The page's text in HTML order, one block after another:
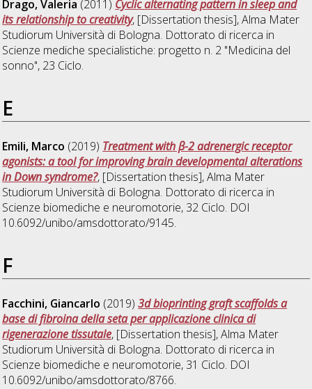
Drago, Valeria (2011) Cyclic alternating pattern in sleep and
its relationship to creativity, [Dissertation thesis], Alma Mater
Studiorum Università di Bologna. Dottorato di ricerca in
Scienze mediche specialistiche: progetto n. 2 "Medicina del
sonno", 23 Ciclo.
E
Emili, Marco (2019) Treatment with β-2 adrenergic receptor
agonists: a tool for improving brain developmental alterations
in Down syndrome?, [Dissertation thesis], Alma Mater
Studiorum Università di Bologna. Dottorato di ricerca in
Scienze biomediche e neuromotorie, 32 Ciclo. DOI
10.6092/unibo/amsdottorato/9145.
F
Facchini, Giancarlo (2019)3d bioprinting graft scaffolds a
base di fibroina della seta per applicazione clinica di
rigenerazione tissutale, [Dissertation thesis], Alma Mater
Studiorum Università di Bologna. Dottorato di ricerca in
Scienze biomediche e neuromotorie, 31 Ciclo. DOI
10.6092/unibo/amsdottorato/8766.